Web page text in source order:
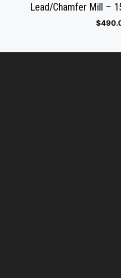
Lead/Chamfer Mill –
$